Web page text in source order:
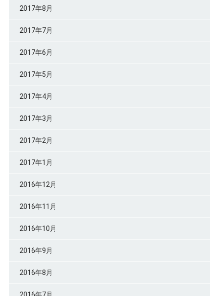
2017年8月
2017年7月
2017年6月
2017年5月
2017年4月
2017年3月
2017年2月
2017年1月
2016年12月
2016年11月
2016年10月
2016年9月
2016年8月